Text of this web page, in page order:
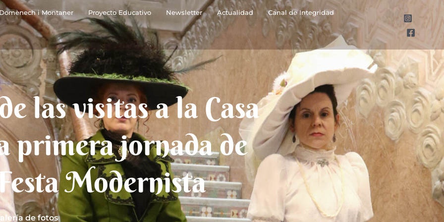
Domènech i Montaner Proyecto Educativo Newsletter Actualidad Canal de Integridad
las visitas a la Casa
primera jornada de
Modernista
de fotos